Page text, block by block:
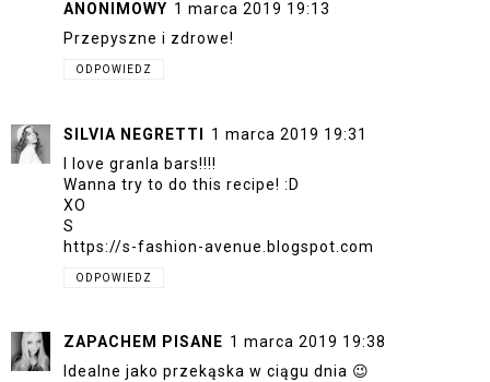
ANONIMOWY 1 marca 2019 19:13
Przepyszne i zdrowe!
ODPOWIEDZ
SILVIA NEGRETTI
1 marca 2019 19:31
I love granla bars!!!!
Wanna try to do this recipe! :D
XO
S
https://s-fashion-avenue.blogspot.com
ODPOWIEDZ
ZAPACHEM PISANE 1 marca 2019 19:38
Idealne jako przekąska w ciągu dnia 😉